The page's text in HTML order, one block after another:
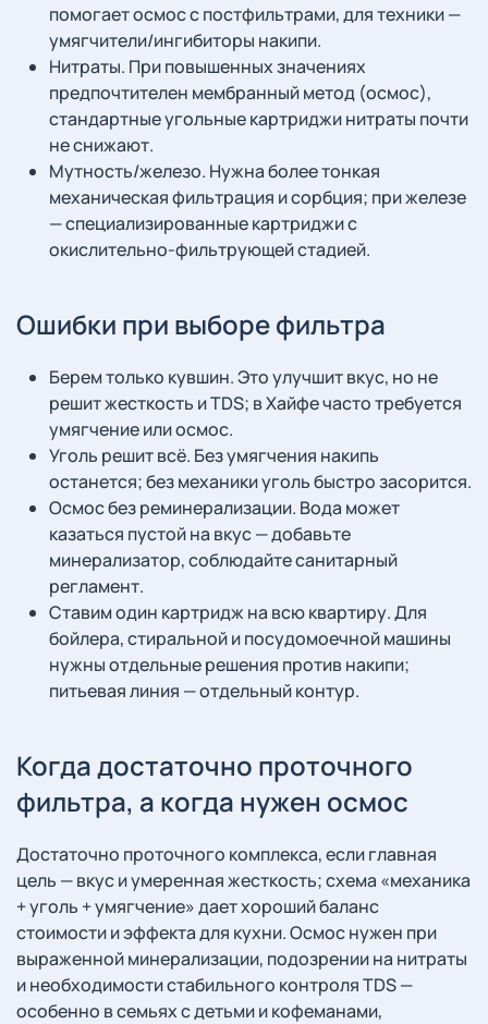
помогает осмос с постфильтрами, для техники —
умягчители/ингибиторы накипи.
Нитраты. При повышенных значениях
предпочтителен мембранный метод (осмос),
стандартные угольные картриджи нитраты почти
не снижают.
Мутность/железо. Нужна более тонкая
механическая фильтрация и сорбция; при железе
— специализированные картриджи с
окислительно-фильтрующей стадией.
Ошибки при выборе фильтра
Берем только кувшин. Это улучшит вкус, но не
решит жесткость и TDS; в Хайфе часто требуется
умягчение или осмос.
Уголь решит всё. Без умягчения накипь
останется; без механики уголь быстро засорится.
Осмос без реминерализации. Вода может
казаться пустой на вкус — добавьте
минерализатор, соблюдайте санитарный
регламент.
Ставим один картридж на всю квартиру. Для
бойлера, стиральной и посудомоечной машины
нужны отдельные решения против накипи;
питьевая линия — отдельный контур.
Когда достаточно проточного
фильтра, а когда нужен осмос
Достаточно проточного комплекса, если главная
цель — вкус и умеренная жесткость; схема «механика
+ уголь + умягчение» дает хороший баланс
стоимости и эффекта для кухни. Осмос нужен при
выраженной минерализации, подозрении на нитраты
и необходимости стабильного контроля TDS —
особенно в семьях с детьми и кофеманами,